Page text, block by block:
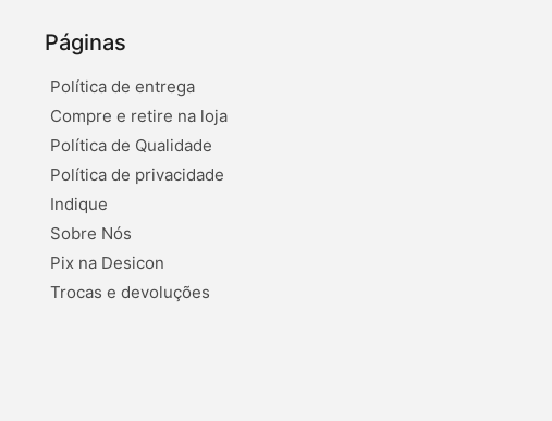
Páginas
Política de entrega
Compre e retire na loja
Política de Qualidade
Política de privacidade
Indique
Sobre Nós
Pix na Desicon
Trocas e devoluções